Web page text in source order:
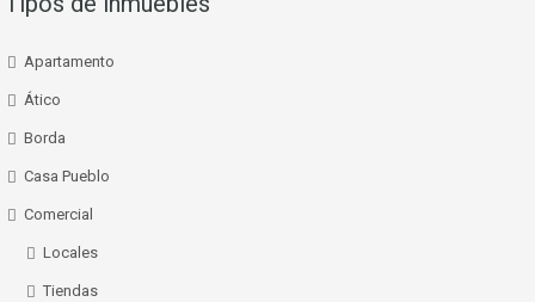
Apartamento
Ático
Borda
Casa Pueblo
Comercial
Locales
Tiendas